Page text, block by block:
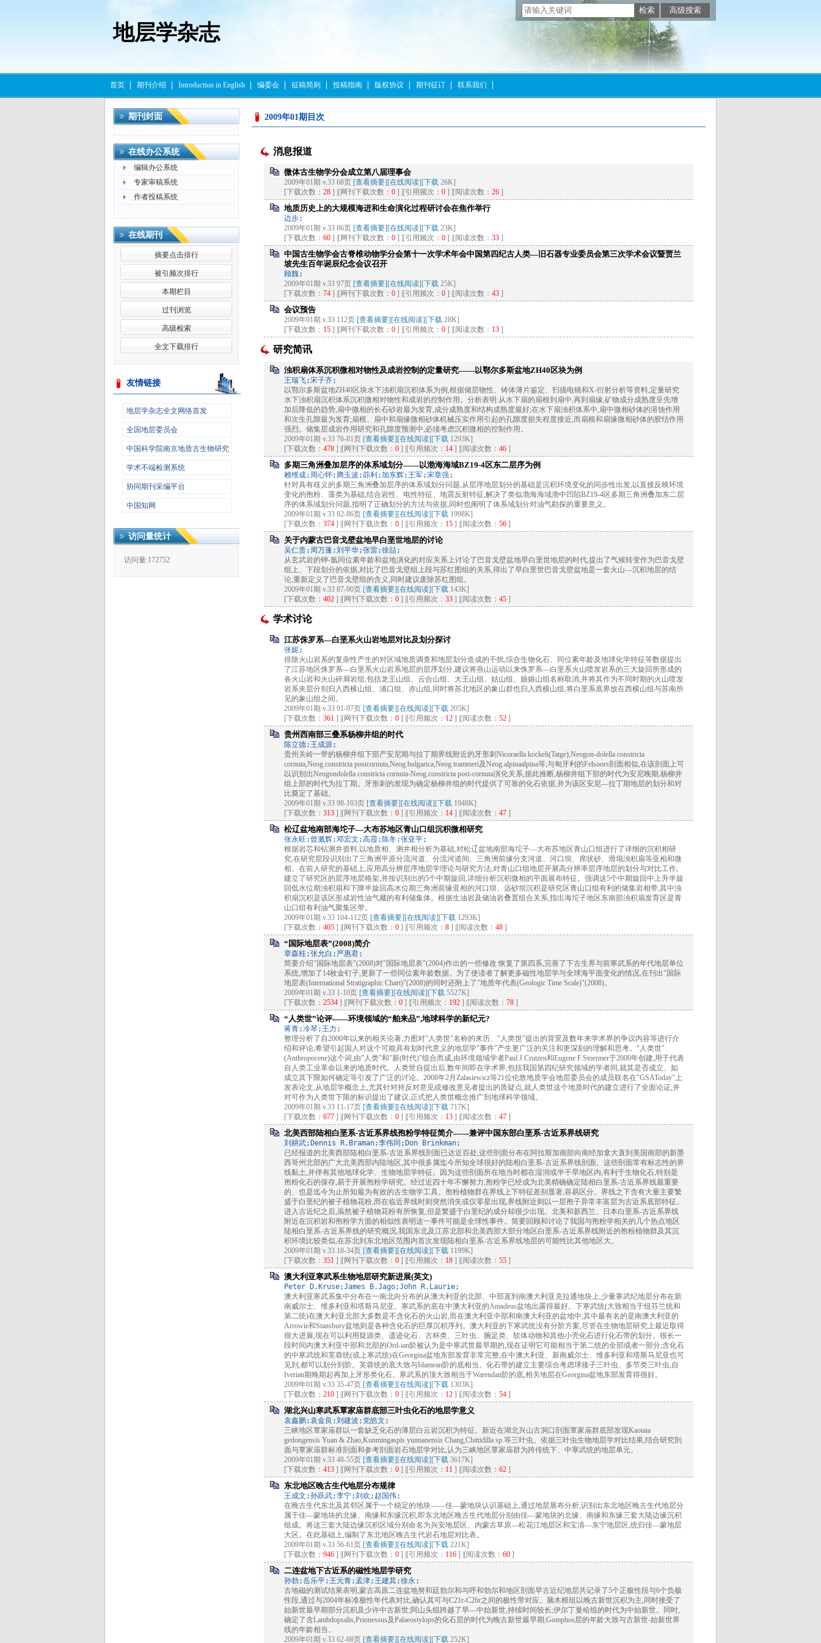
地层学杂志
首页 期刊介绍 Introduction in English 编委会 征稿简则 投稿指南 版权协议 期刊征订 联系我们
期刊封面
在线办公系统
编辑办公系统
专家审稿系统
作者投稿系统
在线期刊
摘要点击排行
被引频次排行
本期栏目
过刊浏览
高级检索
全文下载排行
友情链接
地层学杂志全文网络首发
全国地层委员会
中国科学院南京地质古生物研究
所
学术不端检测系统
协同期刊采编平台
中国知网
访问量统计
访问量:172752
2009年01期目次
消息报道
微体古生物学分会成立第八届理事会
2009年01期 v.33 68页 [查看摘要][在线阅读] [下载 26K]
[下载次数： 28 ] |[网刊下载次数： 0 ] |[引用频次： 0 ] |[阅读次数： 26 ]
地质历史上的大规模海进和生命演化过程研讨会在焦作举行
边步;
2009年01期 v.33 86页 [查看摘要][在线阅读] [下载 23K]
[下载次数： 60 ] |[网刊下载次数： 0 ] |[引用频次： 0 ] |[阅读次数： 33 ]
中国古生物学会古脊椎动物学分会第十一次学术年会中国第四纪古人类—旧石器专业委员会第三次学术会议暨贾兰
坡先生百年诞辰纪念会议召开
顾魏;
2009年01期 v.33 97页 [查看摘要][在线阅读] [下载 25K]
[下载次数： 74 ] |[网刊下载次数： 0 ] |[引用频次： 0 ] |[阅读次数： 43 ]
会议预告
2009年01期 v.33 112页 [查看摘要][在线阅读] [下载 28K]
[下载次数： 15 ] |[网刊下载次数： 0 ] |[引用频次： 0 ] |[阅读次数： 13 ]
研究简讯
浊积扇体系沉积微相对物性及成岩控制的定量研究——以鄂尔多斯盆地ZH40区块为例
王瑞飞;宋子齐;
以鄂尔多斯盆地ZH40区块水下浊积扇沉积体系为例,根据储层物性、铸体薄片鉴定、扫描电镜和X-衍射分析等资料,定量研究
水下浊积扇沉积体系沉积微相对物性和成岩的控制作用。分析表明:从水下扇的扇根到扇中,再到扇缘,矿物成分成熟度呈先增
加后降低的趋势,扇中微相的长石砂岩最为发育,成分成熟度和结构成熟度最好;在水下扇浊积体系中,扇中微相砂体的溶蚀作用
和次生孔隙最为发育;扇根、扇中和扇缘微相砂体机械压实作用引起的孔隙度损失程度接近,而扇根和扇缘微相砂体的胶结作用
强烈。储集层成岩作用研究和孔隙度预测中,必须考虑沉积微相的控制作用。
2009年01期 v.33 76-81页 [查看摘要][在线阅读] [下载 1293K]
[下载次数： 478 ] |[网刊下载次数： 0 ] |[引用频次： 14 ] |[阅读次数： 46 ]
多期三角洲叠加层序的体系域划分——以渤海海域BZ19-4区东二层序为例
赖维成;周心怀;腾玉波;茆利;加东辉;王军;宋章强;
针对具有歧义的多期三角洲叠加层序的体系域划分问题,从层序地层划分的基础是沉积环境变化的同步性出发,以直接反映环境
变化的孢粉、藻类为基础,结合岩性、电性特征、地震反射特征,解决了类似渤海海域渤中凹陷BZ19-4区多期三角洲叠加东二层
序的体系域划分问题,指明了正确划分的方法与依据,同时也阐明了体系域划分对油气勘探的重要意义。
2009年01期 v.33 82-86页 [查看摘要][在线阅读] [下载 1998K]
[下载次数： 374 ] |[网刊下载次数： 0 ] |[引用频次： 15 ] |[阅读次数： 56 ]
关于内蒙古巴音戈壁盆地早白垩世地层的讨论
吴仁贵;周万蓬;刘平华;张雷;徐喆;
从玄武岩的钾-氩同位素年龄和盆地演化的对应关系上讨论了巴音戈壁盆地早白垩世地层的时代,提出了气候转变作为巴音戈壁
组上、下段划分的依据,对比了巴音戈壁组上段与苏红图组的关系,得出了早白垩世巴音戈壁盆地是一套火山—沉积地层的结
论,重新定义了巴音戈壁组的含义,同时建议废除苏红图组。
2009年01期 v.33 87-90页 [查看摘要][在线阅读] [下载 143K]
[下载次数： 402 ] |[网刊下载次数： 0 ] |[引用频次： 33 ] |[阅读次数： 45 ]
学术讨论
江苏侏罗系—白垩系火山岩地层对比及划分探讨
张妮;
排除火山岩系的复杂性产生的对区域地质调查和地层划分造成的干扰,综合生物化石、同位素年龄及地球化学特征等数据提出
了江苏地区侏罗系—白垩系火山岩系地层的层序划分,建议将燕山运动以来侏罗系—白垩系火山喷发岩系的三大旋回所形成的
各火山岩和火山碎屑岩组,包括龙王山组、云合山组、大王山组、姑山组、娘娘山组名称取消,并将其作为不同时期的火山喷发
岩系夹层分别归入西横山组、浦口组、赤山组,同时将苏北地区的象山群也归入西横山组,将白垩系底界放在西横山组与苏南所
见的象山组之间。
2009年01期 v.33 91-97页 [查看摘要][在线阅读] [下载 205K]
[下载次数： 361 ] |[网刊下载次数： 0 ] |[引用频次： 12 ] |[阅读次数： 52 ]
贵州西南部三叠系杨柳井组的时代
陈立德;王成源;
贵州关岭一带的杨柳井组下部产安尼期与拉丁期界线附近的牙形刺Nicoraella kockeli(Tatge),Neogon-dolella constricta
cornuta,Neog.constricta postcornuta,Neog.bulgarica,Neog.trammeri及Neog.alpinaalpina等;与匈牙利的Felsoors剖面相似,在该剖面上可
以识别出Neogondolella constricta cornuta-Neog.constricta post-cornuta演化关系,据此推断,杨柳井组下部的时代为安尼晚期,杨柳井
组上部的时代为拉丁期。牙形刺的发现为确定杨柳井组的时代提供了可靠的化石依据,并为该区安尼—拉丁期地层的划分和对
比奠定了基础。
2009年01期 v.33 98-103页 [查看摘要][在线阅读] [下载 1948K]
[下载次数： 313 ] |[网刊下载次数： 0 ] |[引用频次： 14 ] |[阅读次数： 47 ]
松辽盆地南部海坨子—大布苏地区青山口组沉积微相研究
张永旺;曾溅辉;邓宏文;高霞;陈冬;张亚平;
根据岩芯和钻测井资料,以地质相、测井相分析为基础,对松辽盆地南部海坨子—大布苏地区青山口组进行了详细的沉积相研
究,在研究层段识别出了三角洲平原分流河道、分流河道间、三角洲前缘分支河道、河口坝、席状砂、滑塌浊积扇等亚相和微
相。在前人研究的基础上,应用高分辨层序地层学理论与研究方法,对青山口组地层开展高分辨率层序地层的划分与对比工作,
建立了研究区的层序地层格架,并按识别出的5个中期旋回,详细分析沉积微相的平面展布特征。强调这5个中期旋回中上升半旋
回低水位期浊积扇和下降半旋回高水位期三角洲前缘亚相的河口坝、远砂坝沉积是研究区青山口组有利的储集岩相带,其中浊
积扇沉积是该区形成岩性油气藏的有利储集体。根据生油岩及储油岩叠置组合关系,指出海坨子地区东南部浊积扇发育区是青
山口组有利油气聚集区带。
2009年01期 v.33 104-112页 [查看摘要][在线阅读] [下载 1293K]
[下载次数： 405 ] |[网刊下载次数： 0 ] |[引用频次： 8 ] |[阅读次数： 48 ]
“国际地层表”(2008)简介
章森桂;张允白;严惠君;
简要介绍"国际地层表"(2008)对"国际地层表"(2004)作出的一些修改:恢复了第四系,完善了下古生界与前寒武系的年代地层单位
系统,增加了14枚金钉子,更新了一些同位素年龄数据。为了使读者了解更多磁性地层学与全球海平面变化的情况,在刊出"国际
地层表(International Stratigraphic Chart)"(2008)的同时还附上了"地质年代表(Geologic Time Scale)"(2008)。
2009年01期 v.33 1-10页 [查看摘要][在线阅读] [下载 5527K]
[下载次数： 2534 ] |[网刊下载次数： 0 ] |[引用频次： 192 ] |[阅读次数： 78 ]
“人类世”论评——环境领域的“舶来品”,地球科学的新纪元?
蒋青;冷琴;王力;
整理分析了自2000年以来的相关论著,力图对"人类世"名称的来历、"人类世"提出的背景及数年来学术界的争议内容等进行介
绍和评论,希望引起国人对这个可能具有划时代意义的地层学"事件"产生更广泛的关注和更深刻的理解和思考。"人类世"
(Anthropocene)这个词,由"人类"和"新(时代)"组合而成,由环境领域学者Paul J.Crutzen和Eugene F.Stoermer于2000年创建,用于代表
自人类工业革命以来的地质时代。人类世自提出后,数年间即在学术界,包括我国第四纪研究领域的学者间,就其是否成立、如
成立其下限如何确定等引发了广泛的讨论。2008年2月Zalasiewicz等21位伦敦地质学会地层委员会的成员联名在"GSAToday"上
发表论文,从地层学概念上,尤其针对持反对意见或修改意见者提出的质疑点,就人类世这个地质时代的建立进行了全面论证,并
对可作为人类世下限的标识提出了建议,正式把人类世概念推广到地球科学领域。
2009年01期 v.33 11-17页 [查看摘要][在线阅读] [下载 717K]
[下载次数： 677 ] |[网刊下载次数： 0 ] |[引用频次： 13 ] |[阅读次数： 47 ]
北美西部陆相白垩系-古近系界线孢粉学特征简介——兼评中国东部白垩系-古近系界线研究
刘耕武;Dennis R.Braman;李伟同;Don Brinkman;
已经报道的北美西部陆相白垩系-古近系界线剖面已达近百处,这些剖面分布在阿拉斯加南部向南经加拿大直到美国南部的新墨
西哥州北部的广大北美西部内陆地区,其中很多属迄今所知全球很好的陆相白垩系-古近系界线剖面。这些剖面常有标志性的界
线黏土,并伴有其他地球化学、生物地层学特征。因为这些剖面所在地当时都在湿润或半干旱地区内,有利于生物化石,特别是
孢粉化石的保存,易于开展孢粉学研究。经过近四十年不懈努力,孢粉学已经成为北美精确确定陆相白垩系-古近系界线最重要
的、也是迄今为止所知最为有效的古生物学工具。孢粉植物群在界线上下特征差别显著,容易区分。界线之下含有大量主要繁
盛于白垩纪的被子植物花粉,而在临近界线时则突然消失或仅零星出现,界线附近则以一层孢子异常丰富层为古近系底部特征。
进入古近纪之后,虽然被子植物花粉有所恢复,但是繁盛于白垩纪的成分却很少出现。北美和新西兰、日本白垩系-古近系界线
附近在沉积岩和孢粉学方面的相似性表明这一事件可能是全球性事件。简要回顾和讨论了我国与孢粉学相关的几个热点地区
陆相白垩系-古近系界线的研究概况,我国东北及江苏北部和北美西部大部分地区白垩系-古近系界线附近的孢粉植物群及其沉
积环境比较类似,在苏北到东北地区范围内首次发现陆相白垩系-古近系界线地层的可能性比其他地区大。
2009年01期 v.33 18-34页 [查看摘要][在线阅读] [下载 1199K]
[下载次数： 351 ] |[网刊下载次数： 0 ] |[引用频次： 18 ] |[阅读次数： 55 ]
澳大利亚寒武系生物地层研究新进展(英文)
Peter D.Kruse;James B.Jago;John R.Laurie;
澳大利亚寒武系集中分布在一南北向分布的从澳大利亚的北部、中部直到南澳大利亚克拉通地块上,少量寒武纪地层分布在新
南威尔士、维多利亚和塔斯马尼亚。寒武系的底在中澳大利亚的Amadeus盆地出露得最好。下寒武统(大致相当于纽芬兰统和
第二统)在澳大利亚北部大多数是不含化石的火山岩,而在澳大利亚中部和南澳大利亚的盆地中,其中最有名的是南澳大利亚的
Arrowie和Stansbury盆地则是各种含化石的巨厚沉积序列。澳大利亚的下寒武统没有分阶方案,尽管在生物地层研究上最近取得
很大进展,现在可以利用疑源类、遗迹化石、古杯类、三叶虫、腕足类、软体动物和其他小壳化石进行化石带的划分。很长一
段时间内澳大利亚中部和北部的Ord-ian阶被认为是中寒武世最早期的,现在证明它可能相当于第二统的全部或者一部分;含化石
的中寒武统和芙蓉统(或上寒武统)在Georgina盆地东部发育非常完整,在中澳大利亚、新南威尔士、维多利亚和塔斯马尼亚也可
见到,都可以划分到阶。芙蓉统的底大致与Idamean阶的底相当。化石带的建立主要综合考虑球接子三叶虫、多节类三叶虫,自
Iverian期晚期起再加上牙形类化石。寒武系的顶大致相当于Warendan阶的底,相关地层在Georgina盆地东部发育得很好。
2009年01期 v.33 35-47页 [查看摘要][在线阅读] [下载 1303K]
[下载次数： 210 ] |[网刊下载次数： 0 ] |[引用频次： 12 ] |[阅读次数： 54 ]
湖北兴山寒武系覃家庙群底部三叶虫化石的地层学意义
袁鑫鹏;袁金良;刘建波;党皓文;
三峡地区覃家庙群以一套缺乏化石的薄层白云岩沉积为特征。新近在湖北兴山古洞口剖面覃家庙群底部发现Kaotaia
gedongensis Yuan & Zhao,Kunmingaspis yunnanensis Chang,Chittidilla sp.等三叶虫。依据三叶虫生物地层学对比结果,结合研究剖
面与覃家庙群标准剖面和参考剖面岩石地层学对比,认为三峡地区覃家庙群为跨传统下、中寒武统的地层单元。
2009年01期 v.33 48-55页 [查看摘要][在线阅读] [下载 3617K]
[下载次数： 413 ] |[网刊下载次数： 0 ] |[引用频次： 11 ] |[阅读次数： 62 ]
东北地区晚古生代地层分布规律
王成文;孙跃武;李宁;刘欢;赵国伟;
在晚古生代东北及其邻区属于一个稳定的地块——佳—蒙地块认识基础上,通过地层展布分析,识别出东北地区晚古生代地层分
属于佳—蒙地块的北缘、南缘和东缘沉积,即东北地区晚古生代地层分别由佳—蒙地块的北缘、南缘和东缘三套大陆边缘沉积
组成。将这三套大陆边缘沉积区域分别命名为兴安地层区、内蒙古草原—松花江地层区和宝清—东宁地层区,统归佳—蒙地层
大区。在此基础上,编制了东北地区晚古生代岩石地层对比表。
2009年01期 v.33 56-61页 [查看摘要][在线阅读] [下载 221K]
[下载次数： 946 ] |[网刊下载次数： 0 ] |[引用频次： 116 ] |[阅读次数： 60 ]
二连盆地下古近系的磁性地层学研究
孙勃;岳乐平;王元青;孟津;王建其;徐永;
古地磁的测试结果表明,蒙古高原二连盆地努和廷勃尔和与呼和勃尔和地区剖面早古近纪地层共记录了5个正极性段与6个负极
性段,通过与2004年标准极性年代表对比,确认其可与C21r-C26r之间的极性带对应。脑木根组以晚古新世沉积为主,同时接受了
始新世最早期部分沉积及少许中古新世;阿山头组跨越了早—中始新世,持续时间较长;伊尔丁曼哈组的时代为中始新世。同时,
确定了含Lambdopsalis,Prionessus及Palaeostylops的化石层的时代为晚古新世最早期;Gomphos层的年龄大致与古新世-始新世界
线的年龄相当。
2009年01期 v.33 62-68页 [查看摘要][在线阅读] [下载 252K]